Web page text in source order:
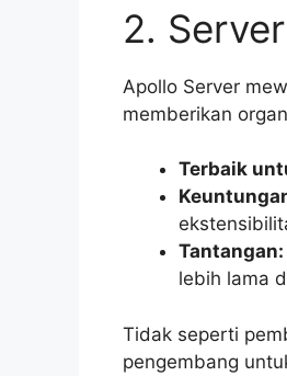
2.
Apollo Server
memberikan
Terbaik
Tantangan:
lebih lama
Tidak seperti
pengembang